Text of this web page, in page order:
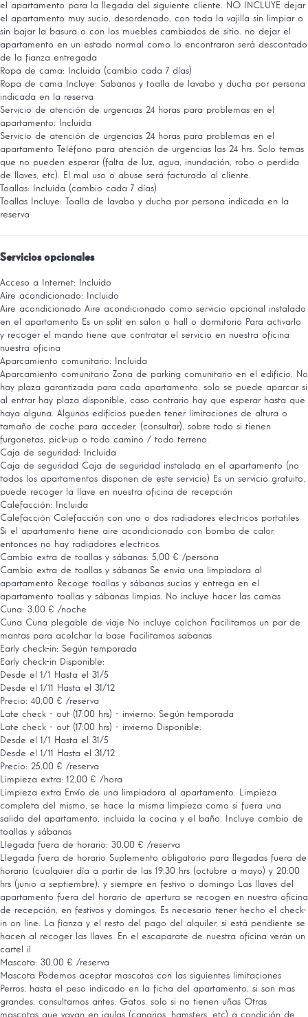
el apartamento para la llegada del siguiente cliente. NO INCLUYE dejar
el apartamento muy sucio, desordenado, con toda la vajilla sin limpiar o
sin bajar la basura o con los muebles cambiados de sitio. no dejar el
apartamento en un estado normal como lo encontraron será descontado
de la fianza entregada
Ropa de cama: Incluida (cambio cada 7 días)
Ropa de cama
Incluye: Sabanas y toalla de lavabo y ducha por persona
indicada en la reserva
Servicio de atención de urgencias 24 horas para problemas en el
apartamento: Incluida
Servicio de atención de urgencias 24 horas para problemas en el
apartamento
Teléfono para atención de urgencias las 24 hrs. Solo temas
que no pueden esperar (falta de luz, agua, inundación, robo o perdida
de llaves, etc). El mal uso o abuse será facturado al cliente.
Toallas: Incluida (cambio cada 7 días)
Toallas
Incluye: Toalla de lavabo y ducha por persona indicada en la
reserva
Servicios opcionales
Acceso a Internet: Incluido
Aire acondicionado: Incluido
Aire acondicionado Aire acondicionado como servicio opcional instalado
en el apartamento Es un split en salon o hall o dormitorio Para activarlo
y recoger el mando tiene que contratar el servicio en nuestra oficina
nuestra oficina
Aparcamiento comunitario: Incluida
Aparcamiento comunitario Zona de parking comunitario en el edificio. No
hay plaza garantizada para cada apartamento, solo se puede aparcar si
al entrar hay plaza disponible, caso contrario hay que esperar hasta que
haya alguna. Algunos edificios pueden tener limitaciones de altura o
tamaño de coche para acceder, (consultar), sobre todo si tienen
furgonetas, pick-up o todo camino / todo terreno.
Caja de seguridad: Incluida
Caja de seguridad Caja de seguridad instalada en el apartamento (no
todos los apartamentos disponen de este servicio) Es un servicio gratuito,
puede recoger la llave en nuestra oficina de recepción
Calefacción: Incluida
Calefacción Calefacción con uno o dos radiadores electricos portatiles
Si el apartamento tiene aire acondicionado con bomba de calor,
entonces no hay radiadores electricos.
Cambio extra de toallas y sábanas: 5,00 € /persona
Cambio extra de toallas y sábanas Se envía una limpiadora al
apartamento Recoge toallas y sábanas sucias y entrega en el
apartamento toallas y sábanas limpias. No incluye hacer las camas
Cuna: 3,00 € /noche
Cuna Cuna plegable de viaje No incluye colchon Facilitamos un par de
mantas para acolchar la base Facilitamos sabanas
Early check-in: Según temporada
Early check-in Disponible:
Desde el 1/1 Hasta el 31/5
Desde el 1/11 Hasta el 31/12
Precio: 40,00 € /reserva
Late check - out (17:00 hrs) - invierno: Según temporada
Late check - out (17:00 hrs) - invierno Disponible:
Desde el 1/1 Hasta el 31/5
Desde el 1/11 Hasta el 31/12
Precio: 25,00 € /reserva
Limpieza extra: 12,00 € /hora
Limpieza extra Envío de una limpiadora al apartamento. Limpieza
completa del mismo, se hace la misma limpieza como si fuera una
salida del apartamento, incluida la cocina y el baño. Incluye cambio de
toallas y sábanas
Llegada fuera de horario: 30,00 € /reserva
Llegada fuera de horario Suplemento obligatorio para llegadas fuera de
horario (cualquier día a partir de las 19:30 hrs (octubre a mayo) y 20:00
hrs (junio a septiembre), y siempre en festivo o domingo Las llaves del
apartamento fuera del horario de apertura se recogen en nuestra oficina
de recepción, en festivos y domingos. Es necesario tener hecho el check-
in on line. La fianza y el resto del pago del alquiler, si está pendiente se
hacen al recoger las llaves. En el escaparate de nuestra oficina verán un
cartel il
Mascota: 30,00 € /reserva
Mascota Podemos aceptar mascotas con las siguientes limitaciones
Perros, hasta el peso indicado en la ficha del apartamento, si son mas
grandes, consultarnos antes. Gatos, solo si no tienen uñas Otras